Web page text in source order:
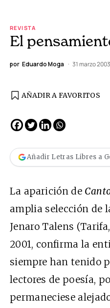
REVISTA
El
por Eduardo Moga 31 marzo 2003
AÑADIR A FAVORITOS
Añadir Letras Libres a
La aparición de
amplia selección de
Jenaro Talens
2001, confirma la
siempre han tenido
lectores de poesía,
permaneciese